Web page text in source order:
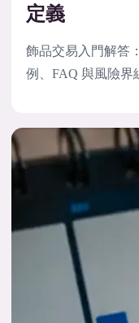
定義
飾品交易入門解答
例、FAQ 與風險界